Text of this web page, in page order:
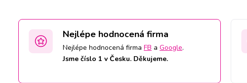
Nejlépe hodnocená firma
Nejlépe hodnocená firma FB a Google.
Jsme číslo 1 v Česku. Děkujeme.